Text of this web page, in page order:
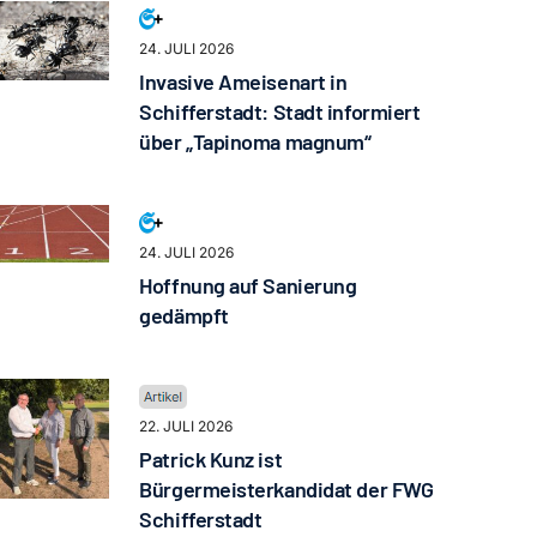
24. JULI 2026
Invasive Ameisenart in
Schifferstadt: Stadt informiert
über „Tapinoma magnum“
24. JULI 2026
Hoffnung auf Sanierung
gedämpft
22. JULI 2026
Patrick Kunz ist
Bürgermeisterkandidat der FWG
Schifferstadt